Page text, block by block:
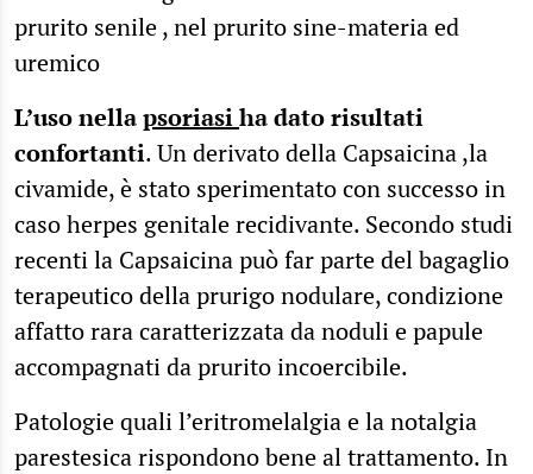
prurito senile , nel prurito sine-materia ed
uremico
L’uso nellapsoriasiha dato risultati
confortanti. Un derivato della Capsaicina ,la
civamide, è stato sperimentato con successo in
caso herpes genitale recidivante. Secondo studi
recenti la Capsaicina può far parte del bagaglio
terapeutico della prurigo nodulare, condizione
affatto rara caratterizzata da noduli e papule
accompagnati da prurito incoercibile.
Patologie quali l’eritromelalgia e la notalgia
parestesica rispondono bene al trattamento. In